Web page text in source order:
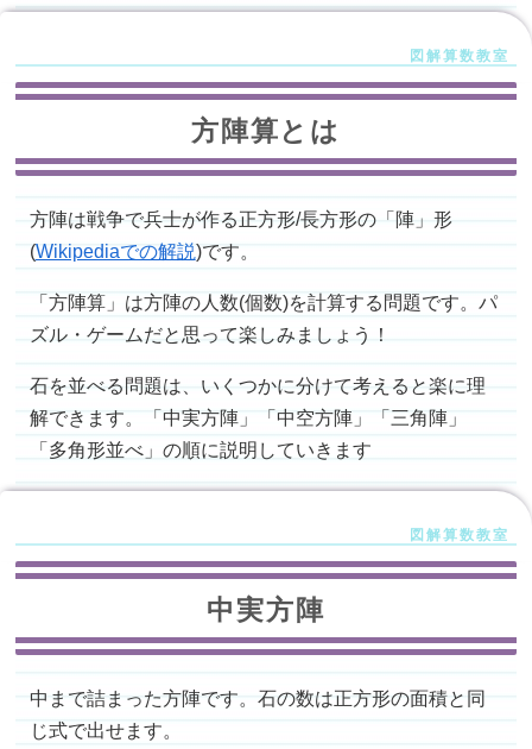
方陣算とは
方陣は戦争で兵士が作る正方形/長方形の「陣」形
(Wikipediaでの解説)です。
「方陣算」は方陣の人数(個数)を計算する問題です。パ
ズル・ゲームだと思って楽しみましょう！
石を並べる問題は、いくつかに分けて考えると楽に理
解できます。「中実方陣」「中空方陣」「三角陣」
「多角形並べ」の順に説明していきます
中実方陣
中まで詰まった方陣です。石の数は正方形の面積と同
じ式で出せます。